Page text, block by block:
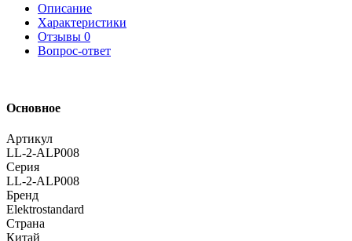
Описание
Характеристики
Отзывы 0
Вопрос-ответ
Основное
Артикул
LL-2-ALP008
Серия
LL-2-ALP008
Бренд
Elektrostandard
Страна
Китай